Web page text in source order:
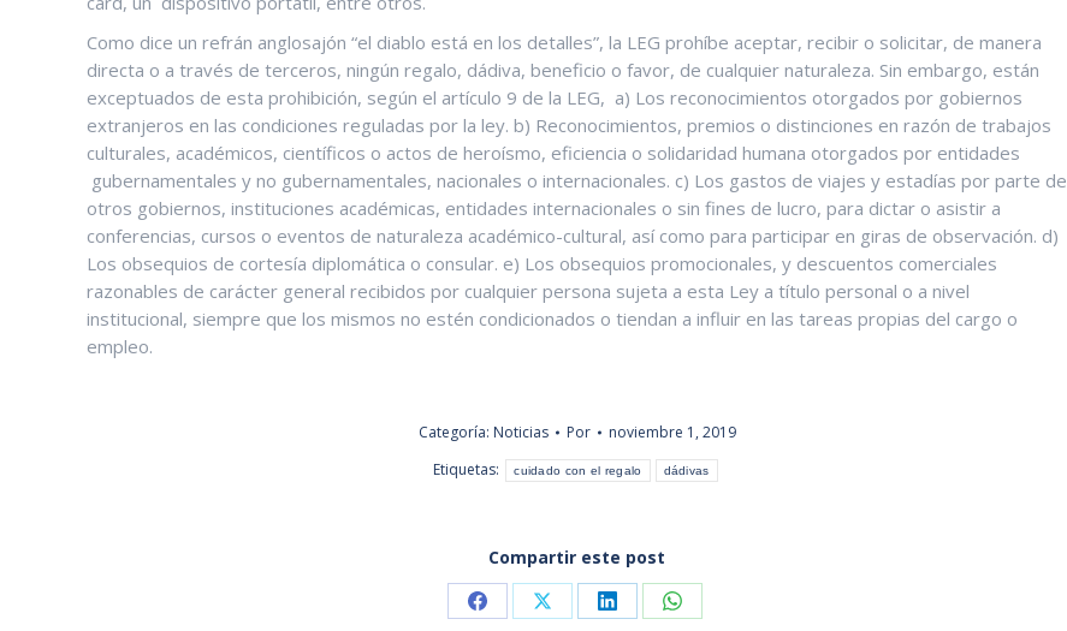
Como dice un refrán anglosajón “el diablo está en los detalles”, la LEG prohíbe aceptar, recibir o solicitar, de manera
directa o a través de terceros, ningún regalo, dádiva, beneficio o favor, de cualquier naturaleza. Sin embargo, están
exceptuados de esta prohibición, según el artículo 9 de la LEG, a) Los reconocimientos otorgados por gobiernos
extranjeros en las condiciones reguladas por la ley. b) Reconocimientos, premios o distinciones en razón de trabajos
culturales, académicos, científicos o actos de heroísmo, eficiencia o solidaridad humana otorgados por entidades
gubernamentales y no gubernamentales, nacionales o internacionales. c) Los gastos de viajes y estadías por parte de
otros gobiernos, instituciones académicas, entidades internacionales o sin fines de lucro, para dictar o asistir a
conferencias, cursos o eventos de naturaleza académico-cultural, así como para participar en giras de observación. d)
Los obsequios de cortesía diplomática o consular. e) Los obsequios promocionales, y descuentos comerciales
razonables de carácter general recibidos por cualquier persona sujeta a esta Ley a título personal o a nivel
institucional, siempre que los mismos no estén condicionados o tiendan a influir en las tareas propias del cargo o
empleo.
Categoría: Noticias Por
noviembre 1, 2019
Etiquetas:
cuidado con el regalo dádivas
Compartir este post
Share Share Share Share